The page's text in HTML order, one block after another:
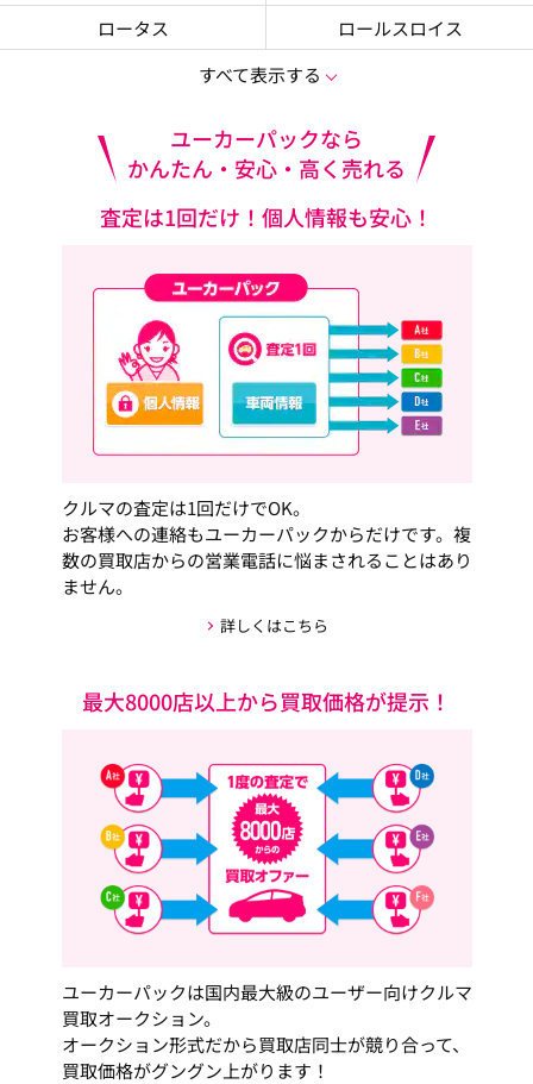
ロータス
ロールスロイス
すべて表示する
ユーカーパックなら
かんたん・安心・高く売れる
査定は1回だけ！個人情報も安心！
クルマの査定は1回だけでOK。
お客様への連絡もユーカーパックからだけです。複
数の買取店からの営業電話に悩まされることはあり
ません。
詳しくはこちら
最大8000店以上から買取価格が提示！
ユーカーパックは国内最大級のユーザー向けクルマ
買取オークション。
オークション形式だから買取店同士が競り合って、
買取価格がグングン上がります！